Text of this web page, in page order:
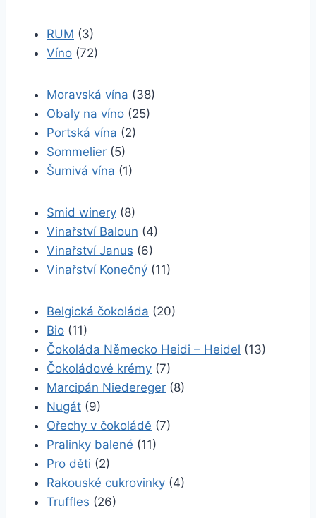
RUM (3)
Víno (72)
Moravská vína (38)
Obaly na víno (25)
Portská vína (2)
Sommelier (5)
Šumivá vína (1)
Smid winery (8)
Vinařství Baloun (4)
Vinařství Janus (6)
Vinařství Konečný (11)
Belgická čokoláda (20)
Bio (11)
Čokoláda Německo Heidi – Heidel (13)
Čokoládové krémy (7)
Marcipán Niedereger (8)
Nugát (9)
Ořechy v čokoládě (7)
Pralinky balené (11)
Pro děti (2)
Rakouské cukrovinky (4)
Truffles (26)